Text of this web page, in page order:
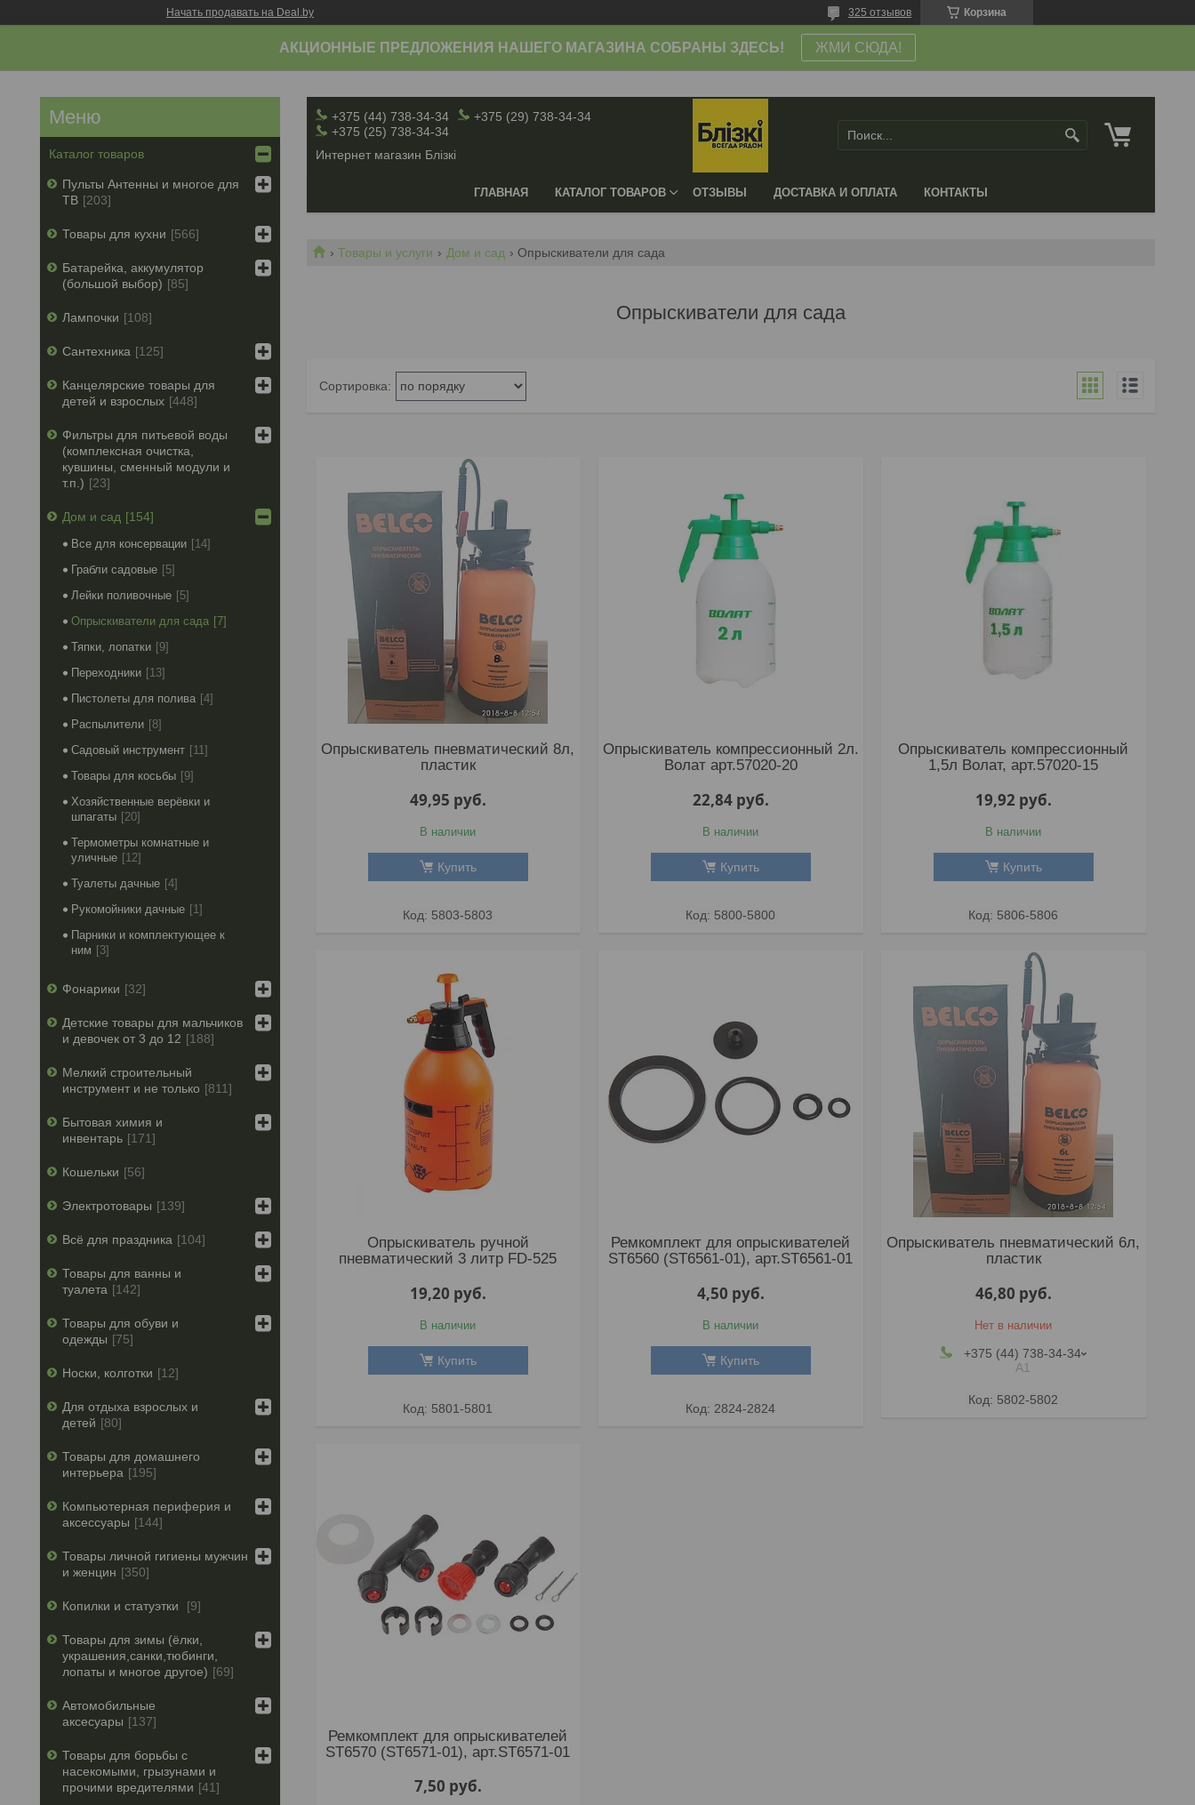
Начать продавать на Deal.by Корзина
325 отзывов
АКЦИОННЫЕ ПРЕДЛОЖЕНИЯ НАШЕГО МАГАЗИНА СОБРАНЫ ЗДЕСЬ! ЖМИ СЮДА!
+375 (44) 738-34-34
+375 (29) 738-34-34
+375 (25) 738-34-34
Интернет магазин Блiзкi
ГЛАВНАЯ КАТАЛОГ ТОВАРОВ ОТЗЫВЫ ДОСТАВКА И ОПЛАТА КОНТАКТЫ
Товары и услуги Дом и сад Опрыскиватели для сада
Опрыскиватели для сада
Опрыскиватель пневматический 8л,
пластик
49,95 руб.
В наличии
Купить
5803-5803
Опрыскиватель компрессионный 2л.
Волат арт.57020-20
22,84 руб.
В наличии
Купить
5800-5800
Опрыскиватель компрессионный
1,5л Волат, арт.57020-15
19,92 руб.
В наличии
Купить
5806-5806
Опрыскиватель ручной
пневматический 3 литр FD-525
19,20 руб.
В наличии
Купить
5801-5801
Ремкомплект для опрыскивателей
ST6560 (ST6561-01), арт.ST6561-01
4,50 руб.
В наличии
Купить
2824-2824
Опрыскиватель пневматический 6л,
пластик
46,80 руб.
Нет в наличии
+375 (44) 738-34-34
А1
5802-5802
Ремкомплект для опрыскивателей
ST6570 (ST6571-01), арт.ST6571-01
7,50 руб.
Каталог товаров
Пульты Антенны и многое для
ТВ
203
Товары для кухни 566
Батарейка, аккумулятор
(большой выбор)
85
Лампочки 108
Сантехника 125
Канцелярские товары для
детей и взрослых 448
Фильтры для питьевой воды
(комплексная очистка,
кувшины, сменный модули и
т.п.)
23
Дом и сад 154
Все для консервации
14
Грабли садовые
5
Лейки поливочные
5
Опрыскиватели для сада 7
Тяпки, лопатки 9
Переходники
13
Пистолеты для полива 4
Распылители 8
Садовый инструмент
11
Товары для косьбы 9
Хозяйственные верёвки и
шпагаты 20
Термометры комнатные и
уличные
12
Туалеты дачные 4
Рукомойники дачные
1
Парники и комплектующее к
ним
3
Фонарики 32
Детские товары для мальчиков
и девочек от 3 до 12
188
Мелкий строительный
инструмент и не только
811
Бытовая химия и
инвентарь
171
Кошельки 56
Электротовары 139
Всё для праздника 104
Товары для ванны и
туалета
142
Товары для обуви и
одежды
75
Носки, колготки 12
Для отдыха взрослых и
детей
80
Товары для домашнего
интерьера
195
Компьютерная периферия и
аксессуары
144
Товары личной гигиены мужчин
и женцин
350
Копилки и статуэтки 9
Товары для зимы (ёлки,
украшения,санки,тюбинги,
лопаты и многое другое)
69
Автомобильные
аксесуары
137
Товары для борьбы с
насекомыми, грызунами и
прочими вредителями
41